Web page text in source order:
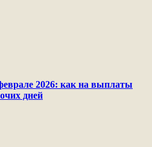
2026: как на выплаты
дней